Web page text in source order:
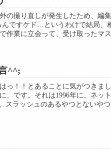
の撮り直しが発生したため、編
ですケド…というわけで結局、
作業に立会って、受け取ったマ
^^;
っ！！とあることに気がつきま
、です。それは1996年に、ネッ
スラッシュのあるやつとないや